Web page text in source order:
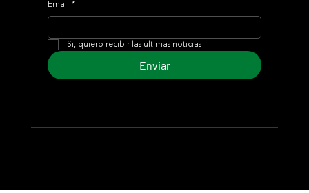
Email *
Si, quiero recibir las últimas noticias
Enviar